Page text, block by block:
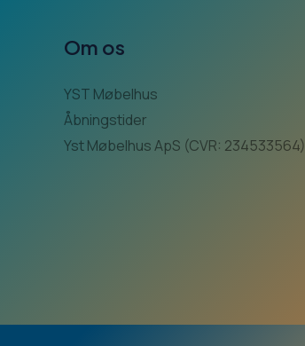
Om os
YST Møbelhus
Åbningstider
Yst Møbelhus ApS (CVR: 234533564)